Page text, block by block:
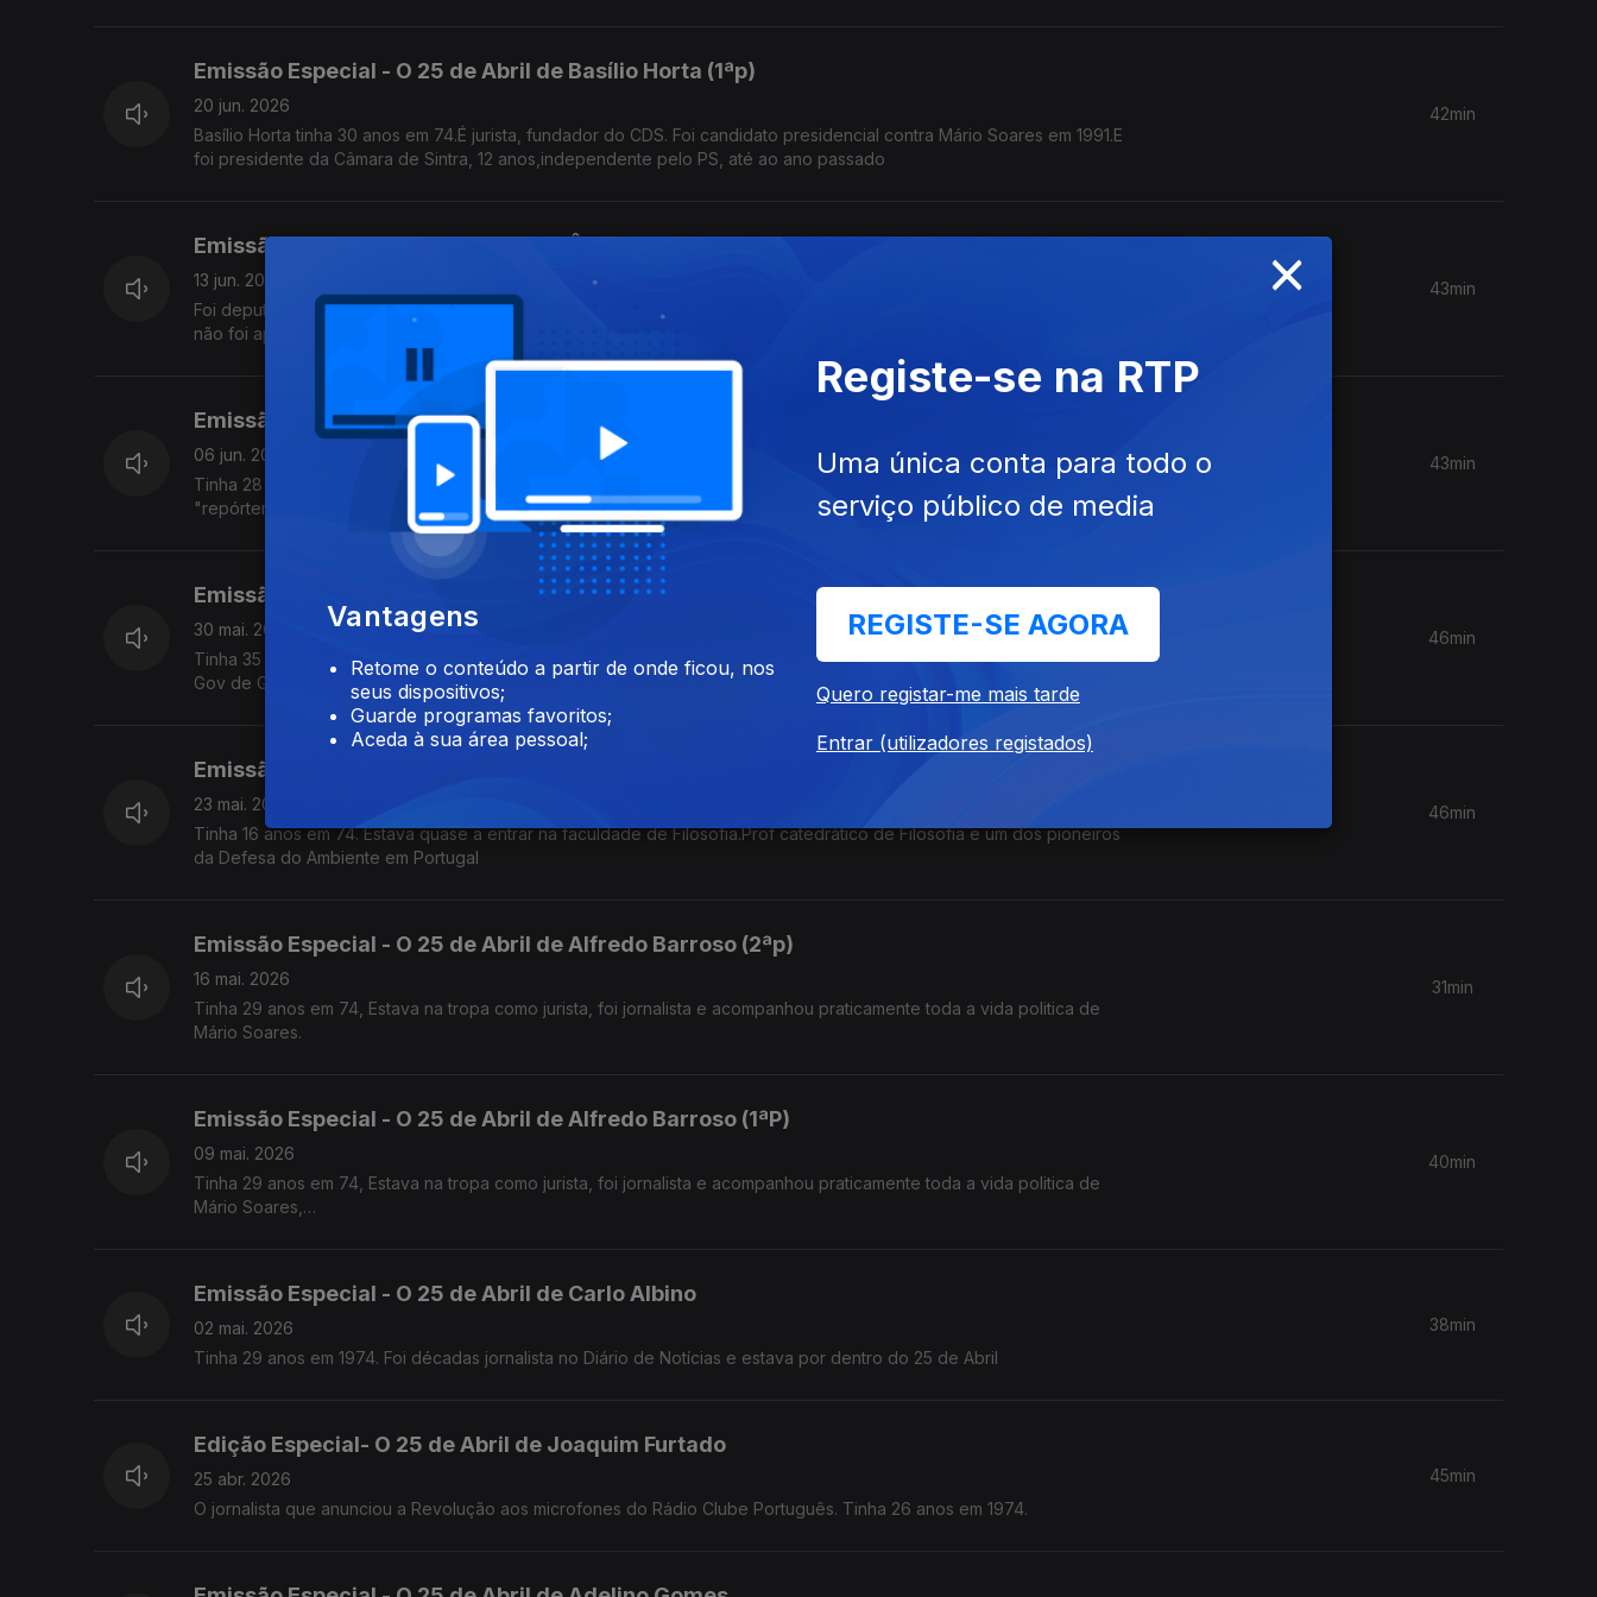
Emissão Especial - O 25 de Abril de Basílio Horta (1ªp)
20 jun. 2026
Basílio Horta tinha 30 anos em 74.É jurista, fundador do CDS. Foi candidato presidencial contra Mário Soares em 1991.E
foi presidente da Câmara de Sintra, 12 anos,independente pelo PS, até ao ano passado
42min
Emissão Especial - O 25 de Abril de Ângelo Correia ( 2ªp)
13 jun. 2026
Foi deputado constituinte e hoje está desgostoso da falta de debate partidário. Exemplifica com o pacote laboral, que
não foi apresentado em campanha para não perder votos.
43min
Emissão Especial - O 25 de Abril de Ângelo Correia
06 jun. 2026
Tinha 28 anos em 74, estava desde 1969 na SEDES, ajudou a fundar o PSD. Fez a tropa em Timor,filmou a ilha com o
"repórter de imagem" José Ramos Horta.
43min
Emissão Especial - O 25 de Abril de José Vera Jardim
30 mai. 2026
Tinha 35 anos em 74 e já era advogado com nome na praça, Foi ministro da Justiça uma legislatura inteira no primeiro
Gov de Guterres. Lidera a Comissão de Liberdade Religiosa
46min
Emissão Especial - O 25 de Abril de Viriato Soromenho Marques
23 mai. 2026
Tinha 16 anos em 74. Estava quase a entrar na faculdade de Filosofia.Prof catedrático de Filosofia e um dos pioneiros
da Defesa do Ambiente em Portugal
46min
Emissão Especial - O 25 de Abril de Alfredo Barroso (2ªp)
16 mai. 2026
Tinha 29 anos em 74, Estava na tropa como jurista, foi jornalista e acompanhou praticamente toda a vida politica de
Mário Soares.
31min
Emissão Especial - O 25 de Abril de Alfredo Barroso (1ªP)
09 mai. 2026
Tinha 29 anos em 74, Estava na tropa como jurista, foi jornalista e acompanhou praticamente toda a vida politica de
Mário Soares,
40min
Emissão Especial - O 25 de Abril de Carlo Albino
02 mai. 2026
Tinha 29 anos em 1974. Foi décadas jornalista no Diário de Notícias e estava por dentro do 25 de Abril
38min
Edição Especial- O 25 de Abril de Joaquim Furtado
25 abr. 2026
O jornalista que anunciou a Revolução aos microfones do Rádio Clube Português. Tinha 26 anos em 1974.
45min
×
Vantagens
Retome o conteúdo a partir de onde ficou, nos
seus dispositivos;
Guarde programas favoritos;
Aceda à sua área pessoal;
Registe-se na RTP
Uma única conta para todo o
serviço público de media
REGISTE-SE AGORA
Quero registar-me mais tarde
Entrar (utilizadores registados)